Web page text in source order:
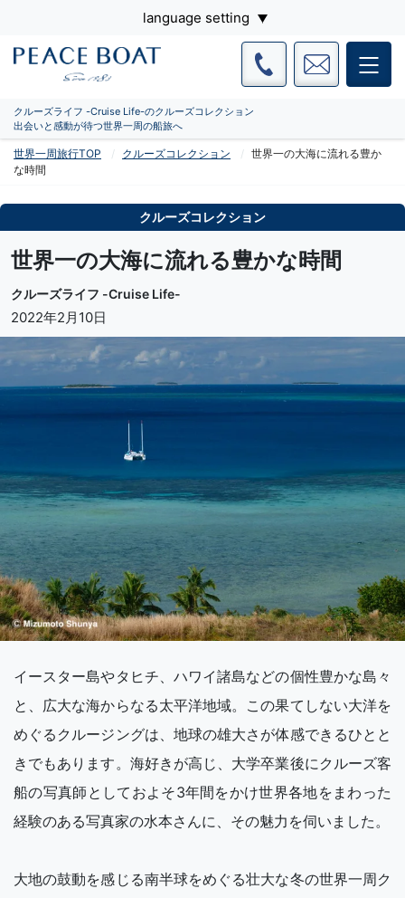
language setting
クルーズライフ -Cruise Life-のクルーズコレクション
出会いと感動が待つ世界一周の船旅へ
世界一周旅行TOP クルーズコレクション
世界一の大海に流れる豊か
な時間
クルーズコレクション
世界一の大海に流れる豊かな時間
クルーズライフ -Cruise Life-
2022年2月10日
イースター島やタヒチ、ハワイ諸島などの個性豊かな島々
と、広大な海からなる太平洋地域。この果てしない大洋を
めぐるクルージングは、地球の雄大さが体感できるひとと
きでもあります。海好きが高じ、大学卒業後にクルーズ客
船の写真師としておよそ3年間をかけ世界各地をまわった
経験のある写真家の水本さんに、その魅力を伺いました。
大地の鼓動を感じる南半球をめぐる壮大な冬の世界一周ク